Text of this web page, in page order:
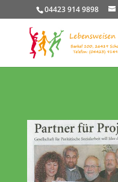
04423 914 9898